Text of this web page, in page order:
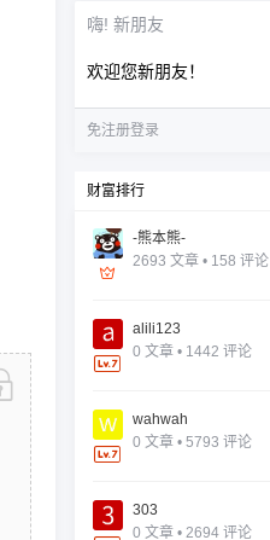
嗨! 新朋友
欢迎您新朋友！
免注册登录
财富排行
-熊本熊-
2693 文章 • 158 评论
alili123
0 文章 • 1442 评论
wahwah
0 文章 • 5793 评论
303
0 文章 • 2694 评论